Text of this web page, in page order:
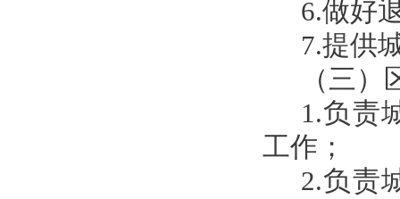
6.做好
7.提供
（三）
1.负责
工作；
2.负责